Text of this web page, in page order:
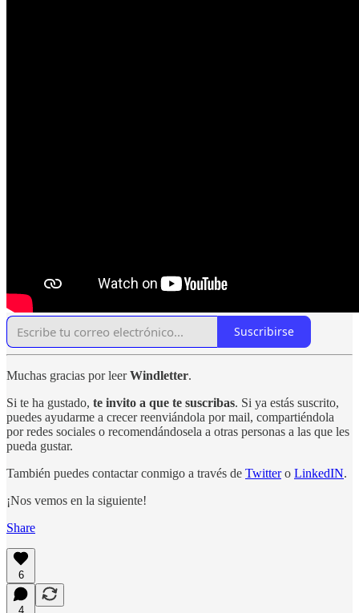
Suscribirse
Muchas gracias por leerWindletter.
Si te ha gustado, te invito a que te suscribas. Si ya estás suscrito,
puedes ayudarme a crecer reenviándola por mail, compartiéndola
por redes sociales o recomendándosela a otras personas a las que les
pueda gustar.
También puedes contactar conmigo a través de Twittero LinkedIN.
¡Nos vemos en la siguiente!
Share
6
4